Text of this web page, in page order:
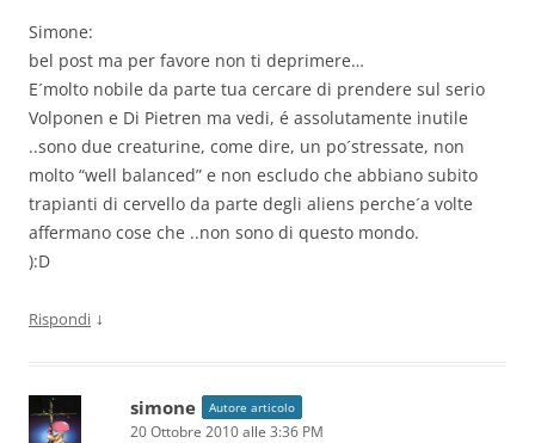
Simone:
bel post ma per favore non ti deprimere…
E´molto nobile da parte tua cercare di prendere sul serio
Volponen e Di Pietren ma vedi, é assolutamente inutile
..sono due creaturine, come dire, un po´stressate, non
molto “well balanced” e non escludo che abbiano subito
trapianti di cervello da parte degli aliens perche´a volte
affermano cose che ..non sono di questo mondo.
):D
Rispondi ↓
simone Autore articolo
20 Ottobre 2010 alle 3:36 PM